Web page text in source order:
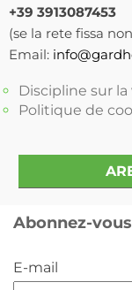
+39 3913087453
(se la rete fissa
Email:
Discipline sur
Politique de
Abonnez-
E-mail